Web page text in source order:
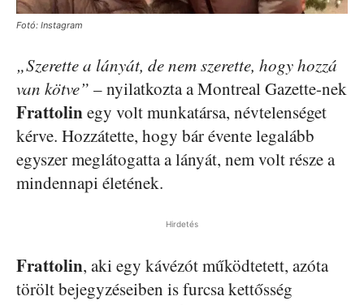
Fotó: Instagram
„Szerette a lányát, de nem szerette, hogy hozzá
van kötve” – nyilatkozta a Montreal Gazette-nek
Frattolinegy volt munkatársa, névtelenséget
kérve. Hozzátette, hogy bár évente legalább
egyszer meglátogatta a lányát, nem volt része a
mindennapi életének.
Hirdetés
Frattolin, aki egy kávézót működtetett, azóta
törölt bejegyzéseiben is furcsa kettősség